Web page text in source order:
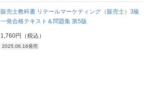
販売士教科書 リテールマーケティング（販売士）3級
一発合格テキスト＆問題集 第5版
1,760円（税込）
2025.06.16発売